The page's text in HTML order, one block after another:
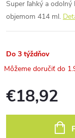
Super ľahký a
objemom 414 ml.
Do 3 týždňov
€18,92